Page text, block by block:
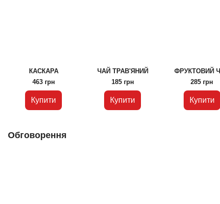
КАСКАРА
463 грн
Купити
ЧАЙ ТРАВ'ЯНИЙ
185 грн
Купити
ФРУКТОВИЙ
285 грн
Купити
Обговорення